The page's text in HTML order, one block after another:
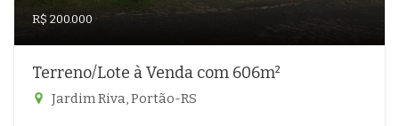
R$ 200.000
Terreno/Lote à Venda com 606m²
Jardim Riva, Portão-RS